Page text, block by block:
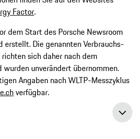
Factor.
dem Start des Porsche Newsroom
erstellt. Die genannten Verbrauchs-
sich daher nach dem
wurden unverändert übernommen.
Angaben nach WLTP-Messzyklus
verfügbar.